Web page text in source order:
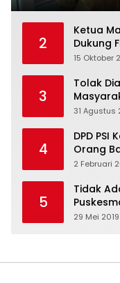
2
Ketua
Dukung
Freeport
15 Oktober
3
Tolak
31 Agustus
4
DPD
Orang
2 Februari
5
Tidak
29 Mei 2019